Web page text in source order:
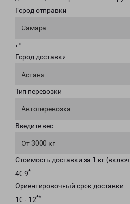
Город отправки
Самара
⇄
Город доставки
Астана
Тип перевозки
Автоперевозка
Введите вес
От 3000 кг
Стоимость доставки за 1 кг
40.9*
Ориентировочный срок доставки
10 - 12**